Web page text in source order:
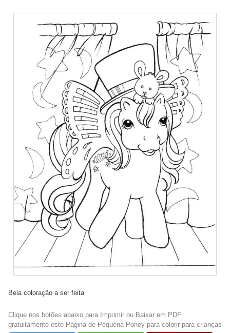
Bela coloração a ser feita
Clique nos botões abaixo para Imprimir ou Baixar em PDF
gratuitamente este Página de Pequena Poney para colorir para crianças